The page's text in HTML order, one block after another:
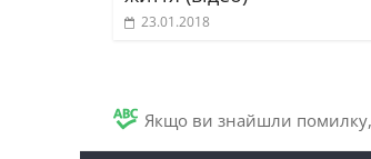
23.01.2018
Якщо ви знайшли помилку,